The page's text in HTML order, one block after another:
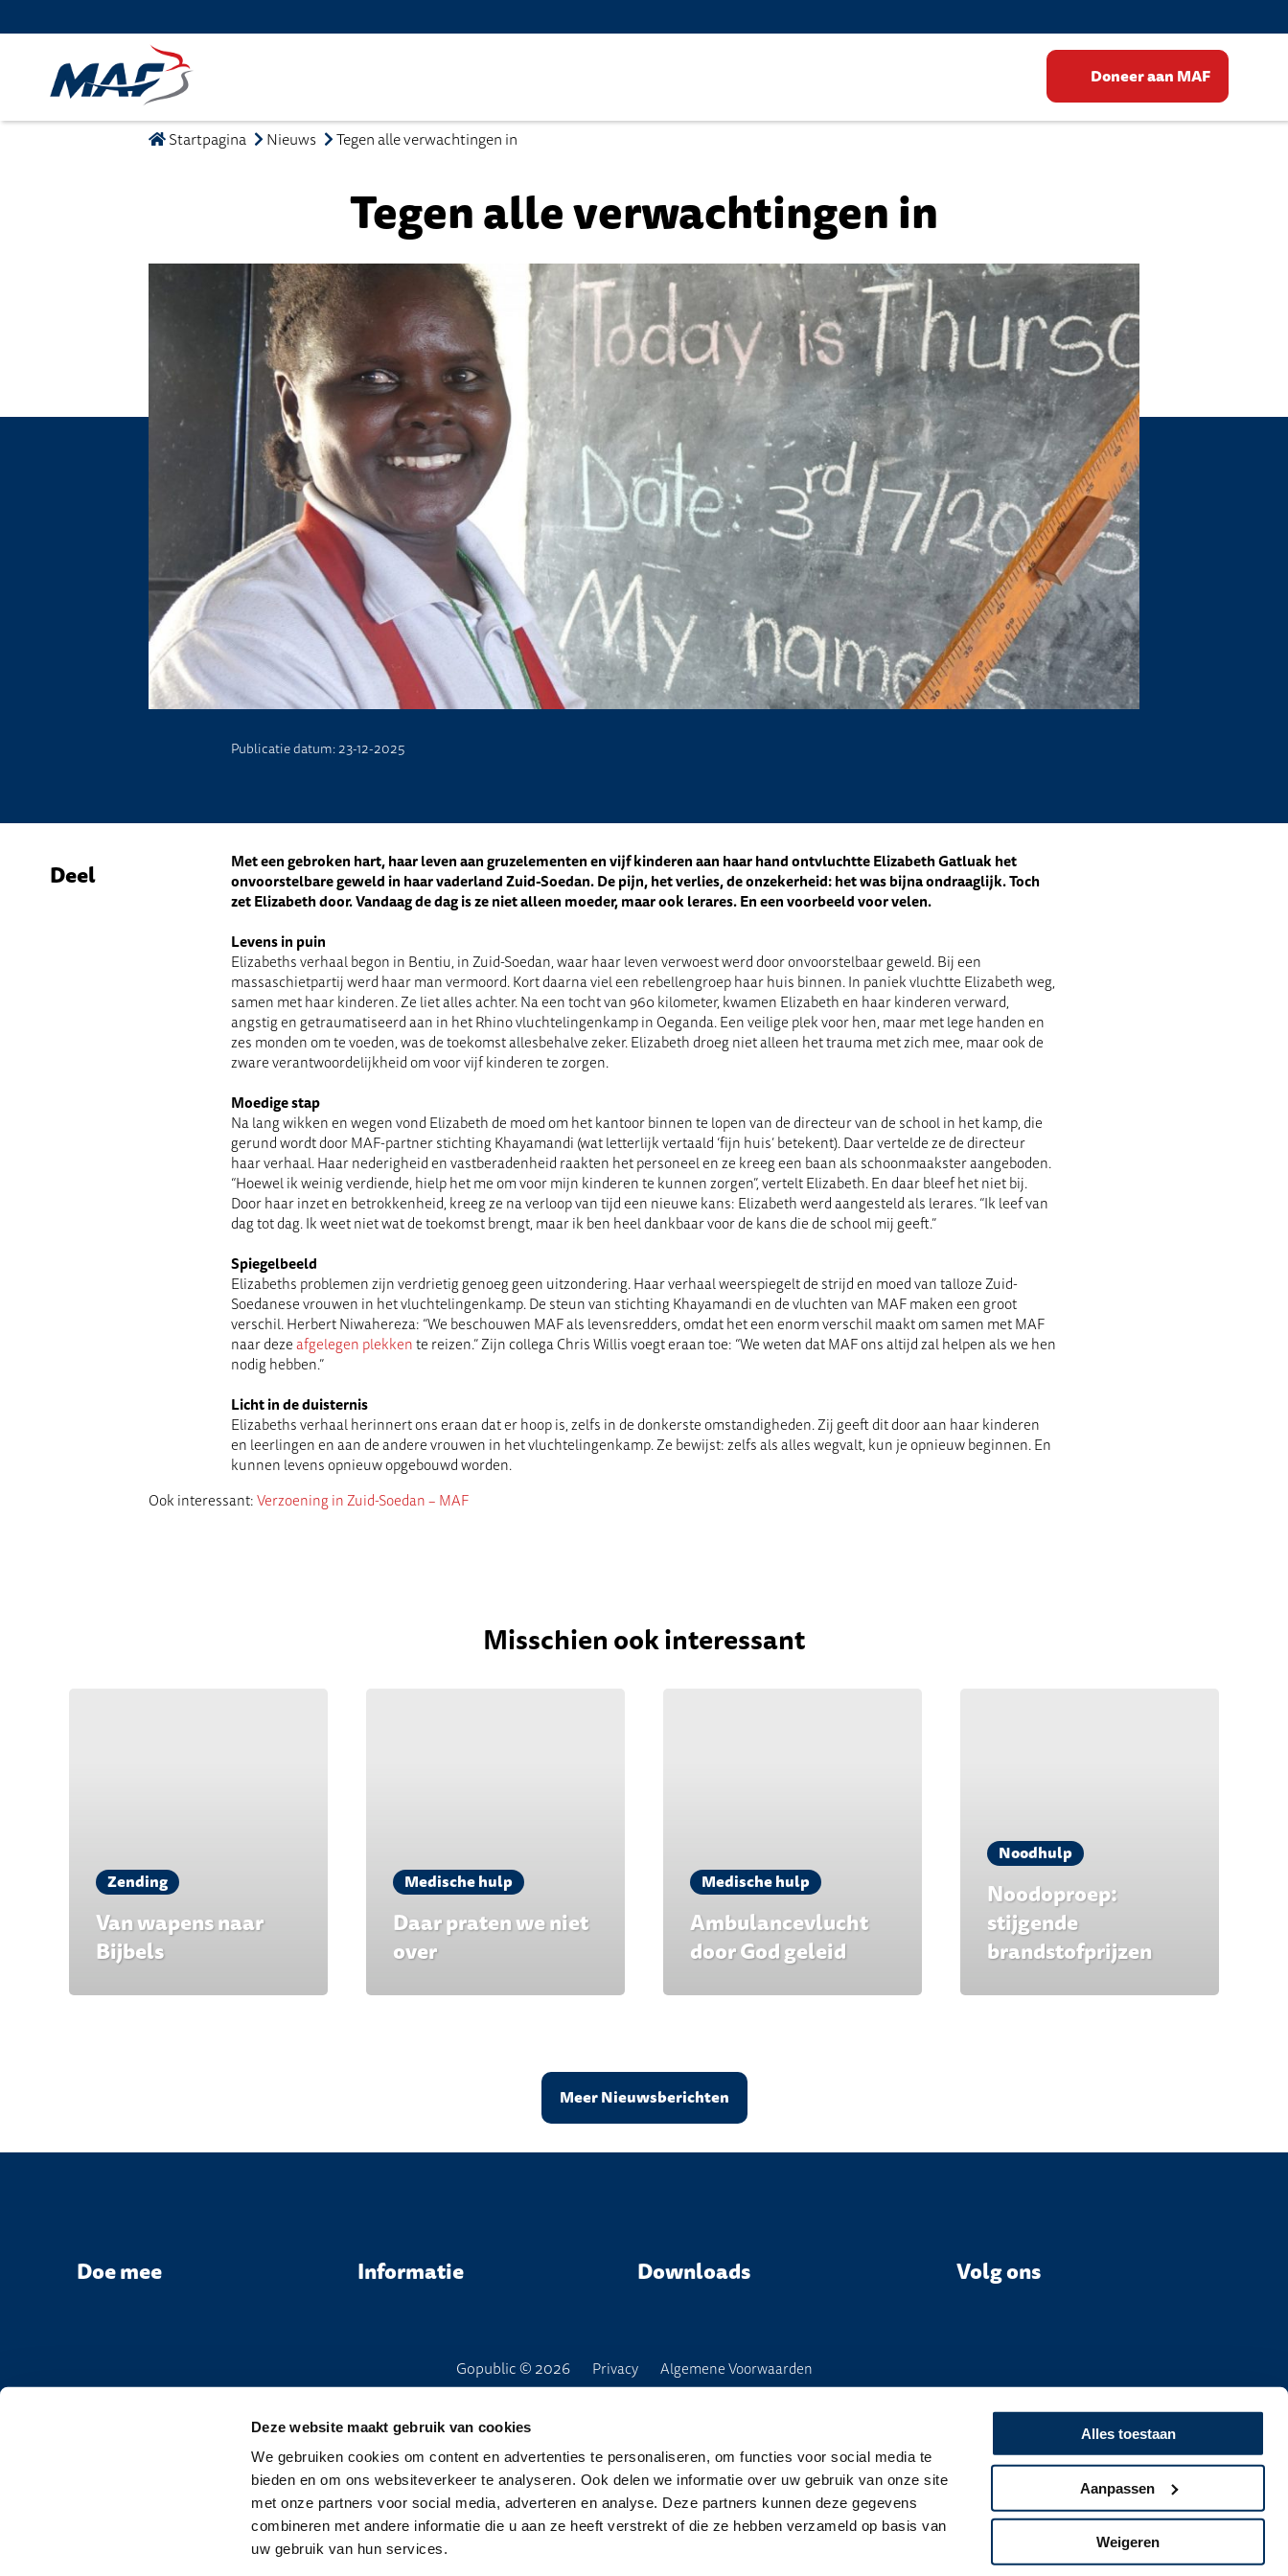
Deze website maakt gebruik van cookies
We gebruiken cookies om content en advertenties te personaliseren, om functies voor social media te
bieden en om ons websiteverkeer te analyseren. Ook delen we informatie over uw gebruik van onze site
met onze partners voor social media, adverteren en analyse. Deze partners kunnen deze gegevens
combineren met andere informatie die u aan ze heeft verstrekt of die ze hebben verzameld op basis van
uw gebruik van hun services.
Alles toestaan
Aanpassen
Weigeren
Doneer aan MAF
Startpagina Nieuws Tegen alle verwachtingen in
Tegen alle verwachtingen in
Publicatie datum: 23-12-2025
Deel
Met een gebroken hart, haar leven aan gruzelementen en vijf kinderen aan haar hand ontvluchtte Elizabeth Gatluak het
onvoorstelbare geweld in haar vaderland Zuid-Soedan. De pijn, het verlies, de onzekerheid: het was bijna ondraaglijk. Toch
zet Elizabeth door. Vandaag de dag is ze niet alleen moeder, maar ook lerares. En een voorbeeld voor velen.
Levens in puin
Elizabeths verhaal begon in Bentiu, in Zuid-Soedan, waar haar leven verwoest werd door onvoorstelbaar geweld. Bij een
massaschietpartij werd haar man vermoord. Kort daarna viel een rebellengroep haar huis binnen. In paniek vluchtte Elizabeth weg,
samen met haar kinderen. Ze liet alles achter. Na een tocht van 960 kilometer, kwamen Elizabeth en haar kinderen verward,
angstig en getraumatiseerd aan in het Rhino vluchtelingenkamp in Oeganda. Een veilige plek voor hen, maar met lege handen en
zes monden om te voeden, was de toekomst allesbehalve zeker. Elizabeth droeg niet alleen het trauma met zich mee, maar ook de
zware verantwoordelijkheid om voor vijf kinderen te zorgen.
Moedige stap
Na lang wikken en wegen vond Elizabeth de moed om het kantoor binnen te lopen van de directeur van de school in het kamp, die
gerund wordt door MAF-partner stichting Khayamandi (wat letterlijk vertaald ‘fijn huis’ betekent). Daar vertelde ze de directeur
haar verhaal. Haar nederigheid en vastberadenheid raakten het personeel en ze kreeg een baan als schoonmaakster aangeboden.
“Hoewel ik weinig verdiende, hielp het me om voor mijn kinderen te kunnen zorgen”, vertelt Elizabeth. En daar bleef het niet bij.
Door haar inzet en betrokkenheid, kreeg ze na verloop van tijd een nieuwe kans: Elizabeth werd aangesteld als lerares. “Ik leef van
dag tot dag. Ik weet niet wat de toekomst brengt, maar ik ben heel dankbaar voor de kans die de school mij geeft.”
Spiegelbeeld
Elizabeths problemen zijn verdrietig genoeg geen uitzondering. Haar verhaal weerspiegelt de strijd en moed van talloze Zuid-
Soedanese vrouwen in het vluchtelingenkamp. De steun van stichting Khayamandi en de vluchten van MAF maken een groot
verschil. Herbert Niwahereza: “We beschouwen MAF als levensredders, omdat het een enorm verschil maakt om samen met MAF
naar dezeafgelegen plekkente reizen.” Zijn collega Chris Willis voegt eraan toe: “We weten dat MAF ons altijd zal helpen als we hen
nodig hebben.”
Licht in de duisternis
Elizabeths verhaal herinnert ons eraan dat er hoop is, zelfs in de donkerste omstandigheden. Zij geeft dit door aan haar kinderen
en leerlingen en aan de andere vrouwen in het vluchtelingenkamp. Ze bewijst: zelfs als alles wegvalt, kun je opnieuw beginnen. En
kunnen levens opnieuw opgebouwd worden.
Ook interessant:Verzoening in Zuid-Soedan – MAF
Misschien ook interessant
Zending
Van wapens naar
Bijbels
Medische hulp
Daar praten we niet
over
Medische hulp
Ambulancevlucht
door God geleid
Noodhulp
Noodoproep:
stijgende
brandstofprijzen
Meer Nieuwsberichten
Doe mee Informatie Downloads Volg ons
Gopublic © 2026 Privacy Algemene Voorwaarden